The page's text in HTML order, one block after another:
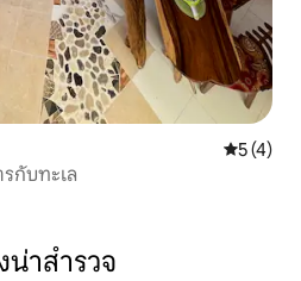
คะแนนเฉ
5 (4)
กับทะเล
าสำรวจ